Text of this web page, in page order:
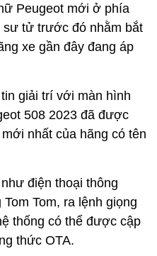
Peugeot mới ở phía
sư tử trước đó nhằm bắt
xe gần đây đang áp
giải trí với màn hình
508 2023 đã được
nhất của hãng có tên
điện thoại thông
Tom, ra lệnh giọng
thống có thể được cập
thức OTA.